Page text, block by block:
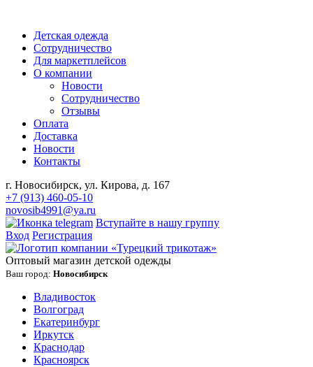
Детская одежда
Сотрудничество
Для маркетплейсов
О компании
Новости
Сотрудничество
Отзывы
Оплата
Доставка
Новости
Контакты
г. Новосибирск, ул. Кирова, д. 167
+7 (913) 460-05-10
novosib4991@ya.ru
Вступайте в нашу группу
Вход Регистрация
Оптовый магазин детской одежды
Ваш город: Новосибирск
Владивосток
Волгоград
Екатеринбург
Иркутск
Краснодар
Красноярск